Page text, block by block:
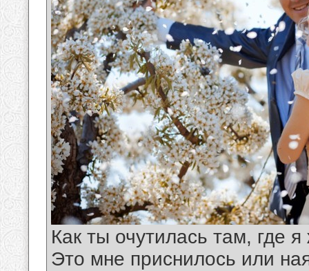
Как ты очутилась там, где я
Это мне приснилось или